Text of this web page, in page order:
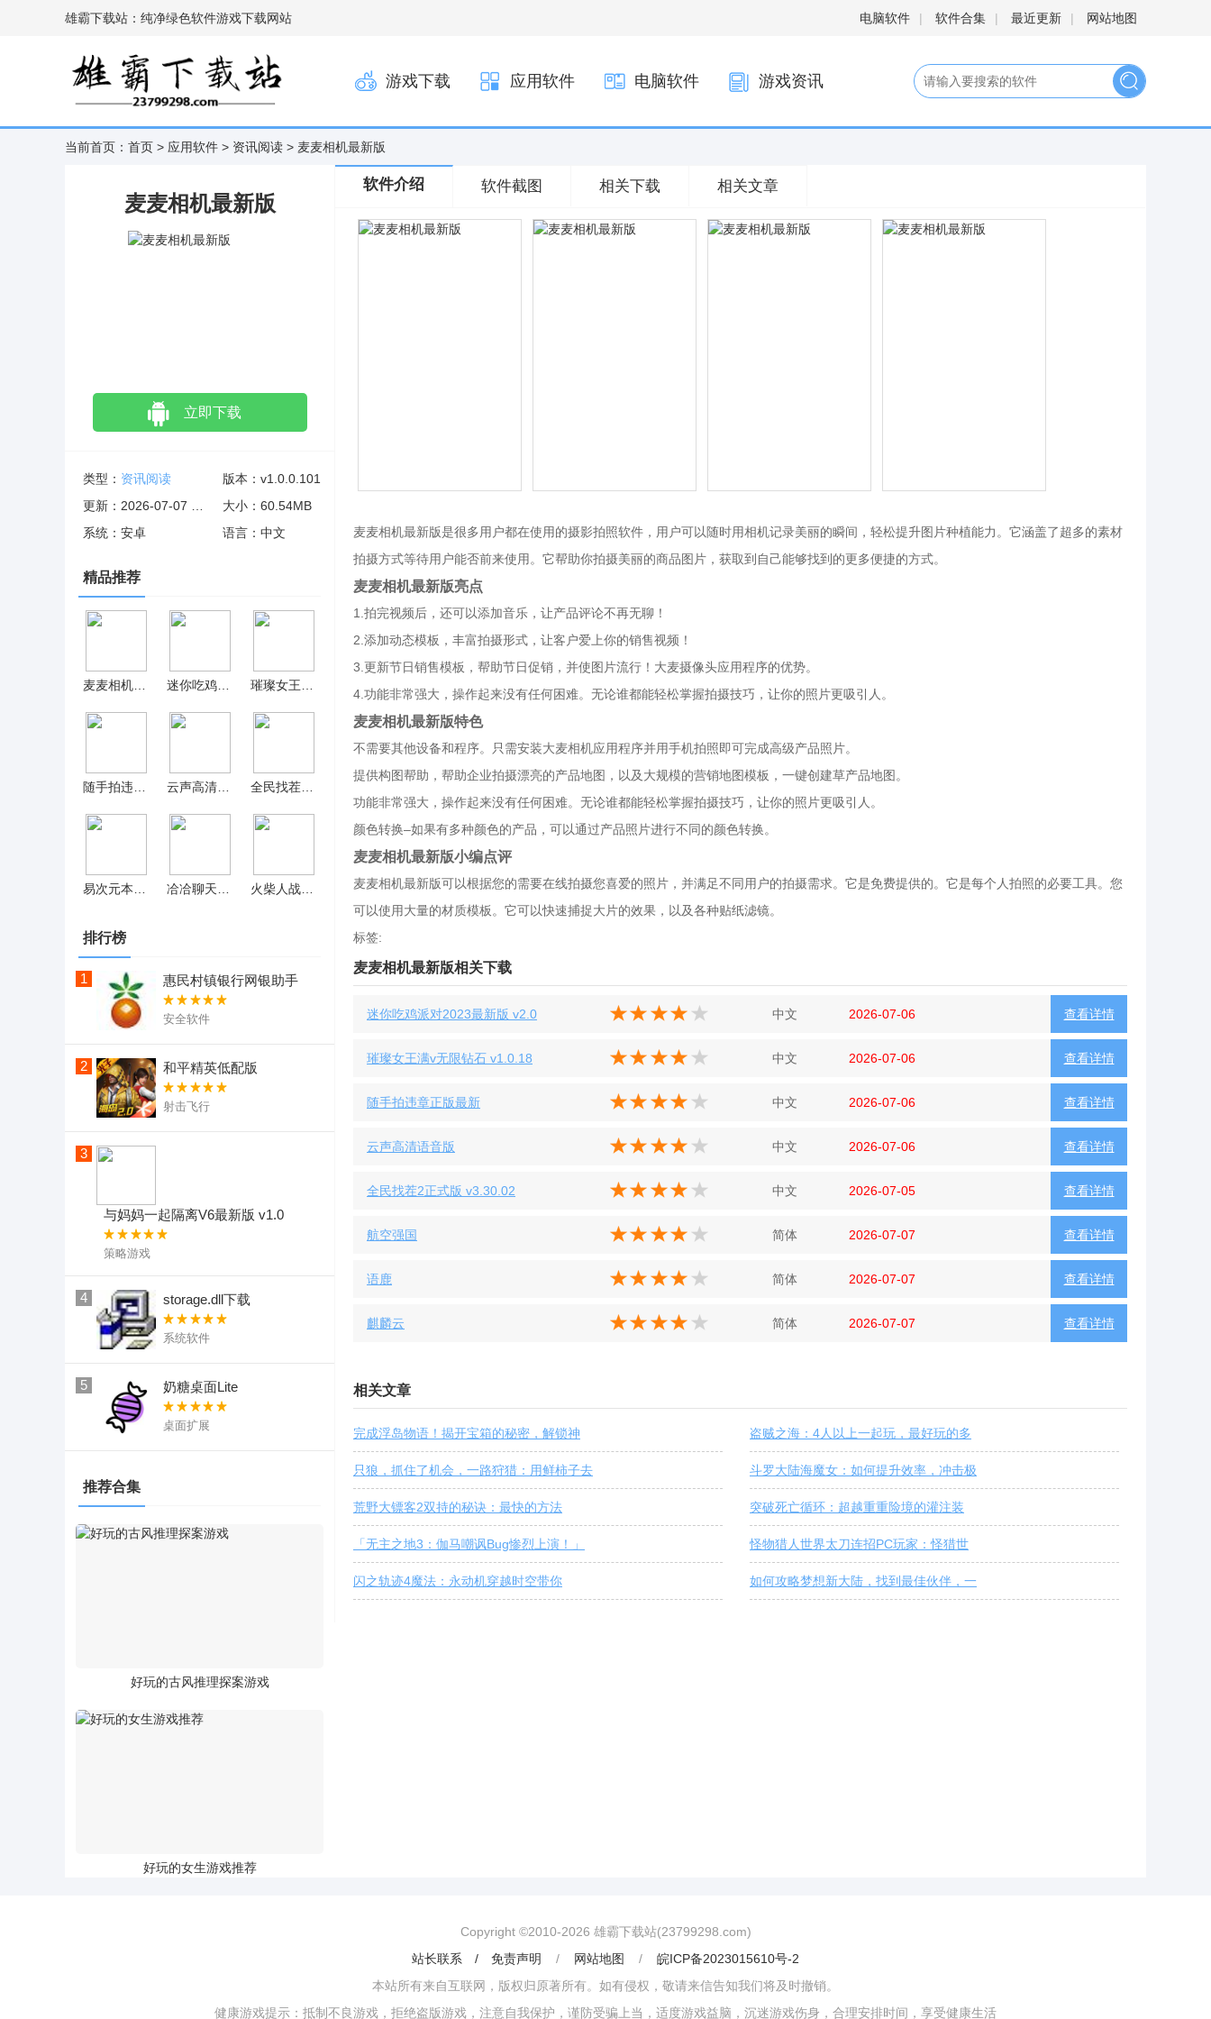
雄霸下载站：纯净绿色软件游戏下载网站 电脑软件 | 软件合集 | 最近更新 | 网站地图
游戏下载 应用软件 电脑软件 游戏资讯
当前首页： 首页 > 应用软件 > 资讯阅读 > 麦麦相机最新版
麦麦相机最新版
立即下载
类型： 资讯阅读
版本：v1.0.0.101
大小：60.54MB
系统：安卓
语言：中文
精品推荐
排行榜
1 惠民村镇银行网银助手
安全软件
2 和平精英低配版
射击飞行
3
与妈妈一起隔离V6最新版 v1.0
策略游戏
4 storage.dll下载
系统软件
5 奶糖桌面Lite
桌面扩展
推荐合集
好玩的古风推理探案游戏
好玩的女生游戏推荐
软件介绍 软件截图 相关下载 相关文章
麦麦相机最新版是很多用户都在使用的摄影拍照软件，用户可以随时用相机记录美丽的瞬间，轻松提升图片种植能力。它涵盖了超多的素材
拍摄方式等待用户能否前来使用。它帮助你拍摄美丽的商品图片，获取到自己能够找到的更多便捷的方式。
麦麦相机最新版亮点
1.拍完视频后，还可以添加音乐，让产品评论不再无聊！
2.添加动态模板，丰富拍摄形式，让客户爱上你的销售视频！
3.更新节日销售模板，帮助节日促销，并使图片流行！大麦摄像头应用程序的优势。
4.功能非常强大，操作起来没有任何困难。无论谁都能轻松掌握拍摄技巧，让你的照片更吸引人。
麦麦相机最新版特色
不需要其他设备和程序。只需安装大麦相机应用程序并用手机拍照即可完成高级产品照片。
提供构图帮助，帮助企业拍摄漂亮的产品地图，以及大规模的营销地图模板，一键创建草产品地图。
功能非常强大，操作起来没有任何困难。无论谁都能轻松掌握拍摄技巧，让你的照片更吸引人。
颜色转换–如果有多种颜色的产品，可以通过产品照片进行不同的颜色转换。
麦麦相机最新版小编点评
麦麦相机最新版可以根据您的需要在线拍摄您喜爱的照片，并满足不同用户的拍摄需求。它是免费提供的。它是每个人拍照的必要工具。您
可以使用大量的材质模板。它可以快速捕捉大片的效果，以及各种贴纸滤镜。
标签:
麦麦相机最新版相关下载
查看详情
迷你吃鸡派对2023最新版 v2.0 中文 2026-07-06
查看详情
璀璨女王满v无限钻石 v1.0.18 中文 2026-07-06
查看详情
随手拍违章正版最新 中文 2026-07-06
查看详情
云声高清语音版 中文 2026-07-06
查看详情
全民找茬2正式版 v3.30.02 中文 2026-07-05
查看详情
航空强国 简体 2026-07-07
查看详情
语鹿 简体 2026-07-07
查看详情
麒麟云 简体 2026-07-07
相关文章
完成浮岛物语！揭开宝箱的秘密，解锁神 盗贼之海：4人以上一起玩，最好玩的多
只狼，抓住了机会，一路狩猎：用鲜柿子去 斗罗大陆海魔女：如何提升效率，冲击极
荒野大镖客2双持的秘诀：最快的方法 突破死亡循环：超越重重险境的灌注装
「无主之地3：伽马嘲讽Bug惨烈上演！」 怪物猎人世界太刀连招PC玩家：怪猎世
闪之轨迹4魔法：永动机穿越时空带你 如何攻略梦想新大陆，找到最佳伙伴，一
Copyright ©2010-2026 雄霸下载站(23799298.com)
站长联系 / 免责声明
/ 网站地图 /
皖ICP备2023015610号-2
本站所有来自互联网，版权归原著所有。如有侵权，敬请来信告知我们将及时撤销。
健康游戏提示：抵制不良游戏，拒绝盗版游戏，注意自我保护，谨防受骗上当，适度游戏益脑，沉迷游戏伤身，合理安排时间，享受健康生活